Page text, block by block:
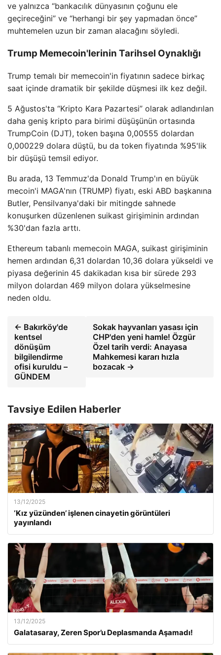
ve yalnızca “bankacılık dünyasının çoğunu ele
geçireceğini” ve “herhangi bir şey yapmadan önce”
muhtemelen uzun bir zaman alacağını söyledi.
Trump Memecoin'lerinin Tarihsel Oynaklığı
Trump temalı bir memecoin'in fiyatının sadece birkaç
saat içinde dramatik bir şekilde düşmesi ilk kez değil.
5 Ağustos'ta “Kripto Kara Pazartesi” olarak adlandırılan
daha geniş kripto para birimi düşüşünün ortasında
TrumpCoin (DJT), token başına 0,00555 dolardan
0,000229 dolara düştü, bu da token fiyatında %95'lik
bir düşüşü temsil ediyor.
Bu arada, 13 Temmuz'da Donald Trump'ın en büyük
mecoin'i MAGA'nın (TRUMP) fiyatı, eski ABD başkanına
Butler, Pensilvanya'daki bir mitingde sahnede
konuşurken düzenlenen suikast girişiminin ardından
%30'dan fazla arttı.
Ethereum tabanlı memecoin MAGA, suikast girişiminin
hemen ardından 6,31 dolardan 10,36 dolara yükseldi ve
piyasa değerinin 45 dakikadan kısa bir sürede 293
milyon dolardan 469 milyon dolara yükselmesine
neden oldu.
← Bakırköy'de
kentsel
dönüşüm
bilgilendirme
ofisi kuruldu –
GÜNDEM
Sokak hayvanları yasası için
CHP'den yeni hamle! Özgür
Özel tarih verdi: Anayasa
Mahkemesi kararı hızla
bozacak →
Tavsiye Edilen Haberler
13/12/2025
‘Kız yüzünden’ işlenen cinayetin görüntüleri
yayınlandı
13/12/2025
Galatasaray, Zeren Spor’u Deplasmanda Aşamadı!